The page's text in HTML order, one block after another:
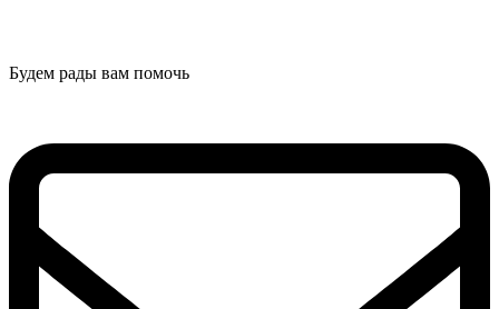
Будем рады вам помочь